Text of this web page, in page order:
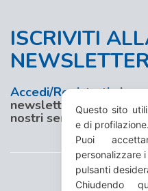
ISCRIVITI
NEWSLETTER
Accedi/Registratial
newsletter per
nostri servizi
Questo sito
e di profilazione.
Puoi
personalizzare
pulsanti
Chiudendo